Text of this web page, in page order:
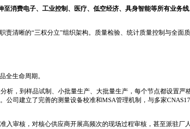
消费电子、工业控制、医疗、低空经济、具身智能等所有业务
清晰的“三权分立”组织架构。质量检验、统计质量控制与全面
全生命周期。
析，到样品试制、小批量生产、大批量生产，每个节点都设置严
司建立了完善的测量设备校准和MSA管理机制，与多家
审核，对核心供应商开展高频次的现场过程审核，甚至派驻厂